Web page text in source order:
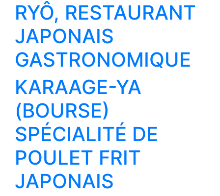
RYÔ, RESTAURANT
JAPONAIS
GASTRONOMIQUE
KARAAGE-YA
(BOURSE)
SPÉCIALITÉ DE
POULET FRIT
JAPONAIS